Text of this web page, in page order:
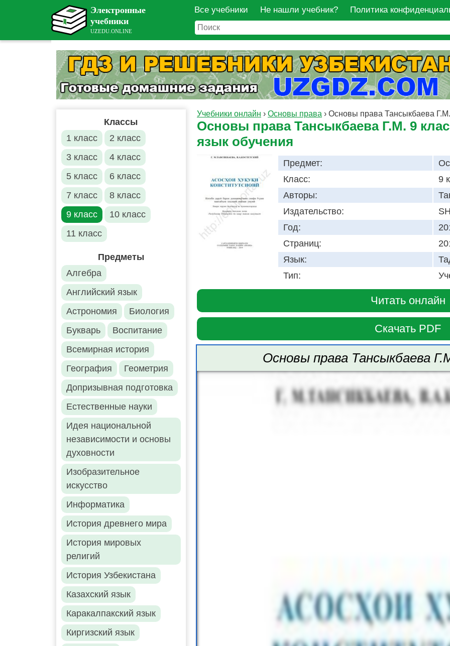
Все учебники Не нашли учебник? Политика
Классы
1 класс
2 класс
3 класс
4 класс
5 класс
6 класс
7 класс
8 класс
9 класс
10 класс
11 класс
Предметы
Алгебра
Английский язык
Астрономия
Биология
Букварь
Воспитание
Всемирная история
География
Геометрия
Допризывная подготовка
Естественные науки
Идея национальной
независимости и основы
духовности
Изобразительное
искусство
Информатика
История древнего мира
История мировых
религий
История Узбекистана
Казахский язык
Каракалпакский язык
Киргизский язык
Учебники онлайн › Основы права › Основы права Тансыкбаева
Основы права Тансыкбаева Г.М. 9
язык обучения
Предмет:
Класс:
9
Авторы:
Издательство:
Год:
Страниц:
Язык:
Тип:
Читать онлайн
Скачать PDF
Основы права Тансыкбаева